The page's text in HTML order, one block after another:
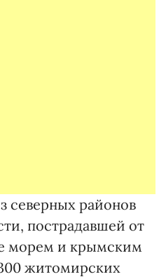
северных районов
пострадавшей от
морем и крымским
житомирских